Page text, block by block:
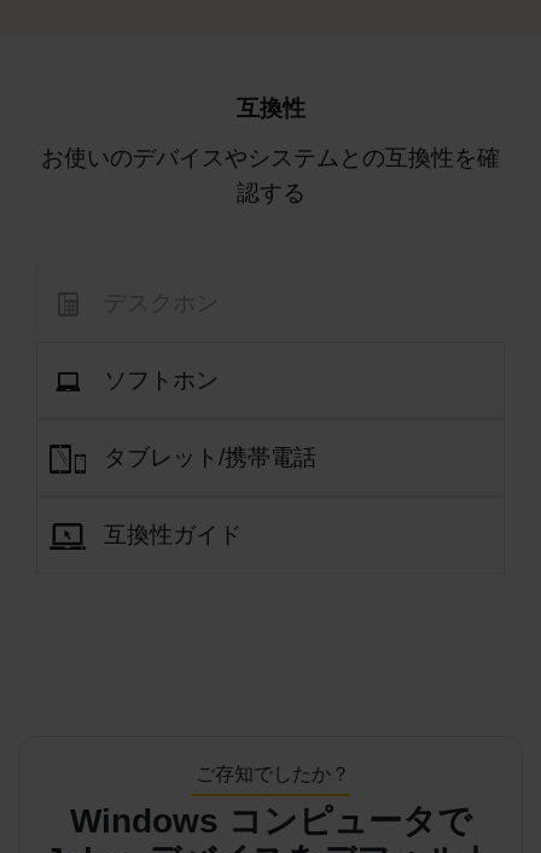
互換性
お使いのデバイスやシステムとの互換性を確
認する
ソフトホン
タブレット/携帯電話
互換性ガイド
ご存知でしたか？
Windows コンピュータで